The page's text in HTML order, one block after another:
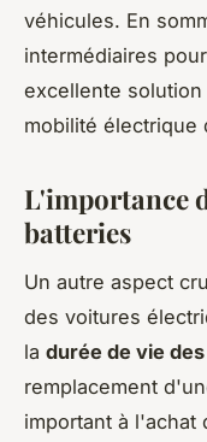
véhicules. En
intermédiaires
excellente
mobilité électrique
L'importance
batteries
Un autre aspect
des voitures
la durée de vie
remplacement
important à